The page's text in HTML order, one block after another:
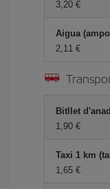
3,20
Aigua
2,11
Bitllet
1,90
Taxi 1 km
1,65